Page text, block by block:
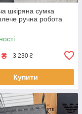
шкіряна сумка
ручна робота
₴ 3 230 ₴
Купити